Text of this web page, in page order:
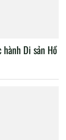
Di sản Hồ